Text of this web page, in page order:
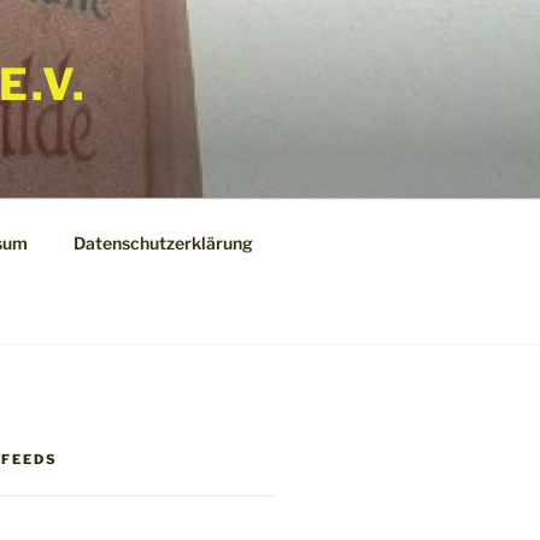
Datenschutzerklärung